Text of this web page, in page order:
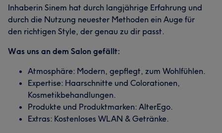
Inhaberin Sinem hat durch langjährige Erfahrung und
durch die Nutzung neuester Methoden ein Auge für
den richtigen Style, der genau zu dir passt.
Was uns an dem Salon gefällt:
Atmosphäre: Modern, gepflegt, zum Wohlfühlen.
Expertise: Haarschnitte und Colorationen,
Kosmetikbehandlungen.
Produkte und Produktmarken: AlterEgo.
Extras: Kostenloses WLAN & Getränke.